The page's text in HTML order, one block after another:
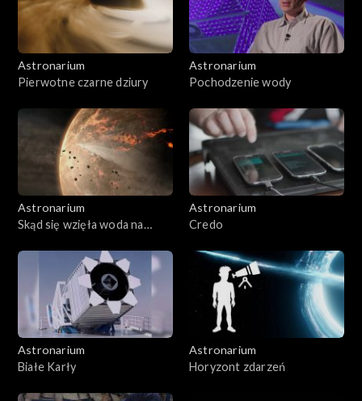
Astronarium
Pierwotne czarne dziury
Astronarium
Pochodzenie wody
Astronarium
Skąd się wzięła woda na
Astronarium
Credo
Astronarium
Białe Karły
Astronarium
Horyzont zdarzeń